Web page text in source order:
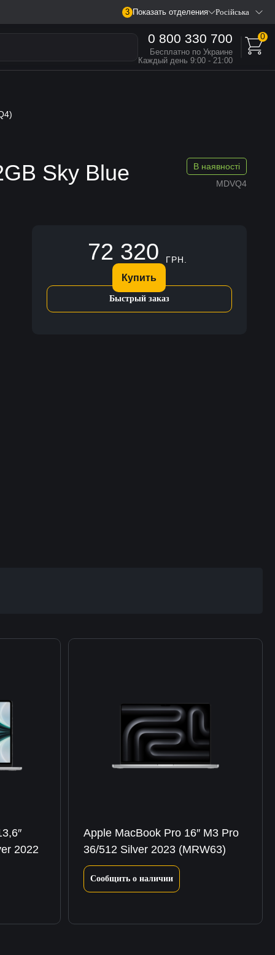
3 Показать отделения Російська
0 800 330 700
Бесплатно по Украине
Каждый день 9:00 - 21:00
0
Sky Blue MDVQ4
В наявності
72 320 ГРН.
Купить
Быстрый заказ
2022
Apple MacBook Pro 16″ M3 Pro
36/512 Silver 2023 (MRW63)
Сообщить о наличии